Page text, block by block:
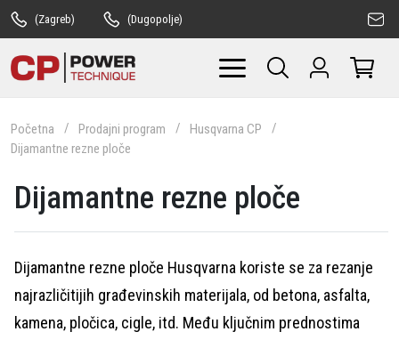
(Zagreb) (Dugopolje)
Početna Prodajni program
Husqvarna CP
Dijamantne rezne ploče
Dijamantne rezne ploče
Dijamantne rezne ploče Husqvarna koriste se za rezanje
najrazličitijih građevinskih materijala, od betona, asfalta,
kamena, pločica, cigle, itd. Među ključnim prednostima